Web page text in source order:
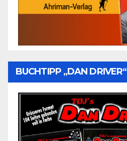
BUCHTIPP „DAN DRIVER“